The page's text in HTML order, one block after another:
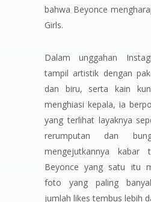
bahwa Beyonce
Girls.
Dalam unggahan
tampil artistik dengan
dan biru, serta kain
menghiasi kepala, ia
yang terlihat layaknya
rerumputan dan
mengejutkannya kabar
Beyonce yang satu itu
foto yang paling
jumlah likestembus lebih